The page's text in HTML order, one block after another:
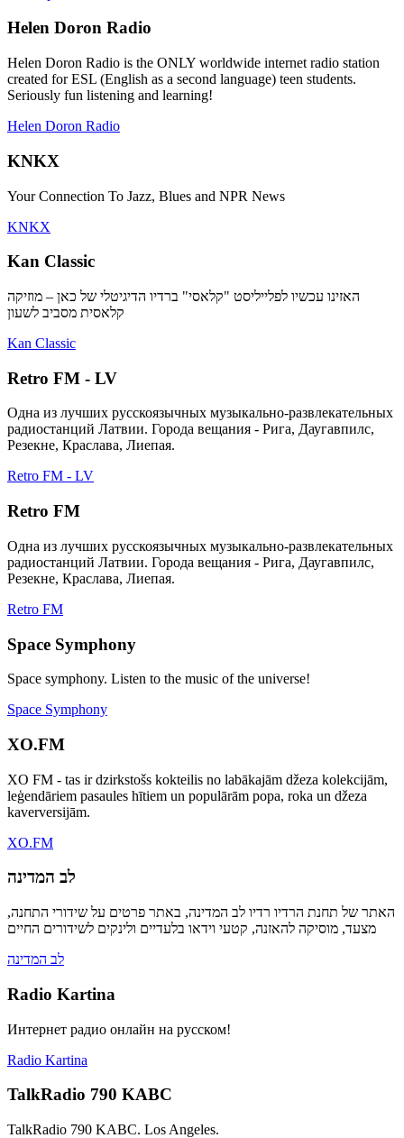
Helen Doron Radio
Helen Doron Radio is the ONLY worldwide internet radio station
created for ESL (English as a second language) teen students.
Seriously fun listening and learning!
Helen Doron Radio
KNKX
Your Connection To Jazz, Blues and NPR News
KNKX
Kan Classic
האזינו עכשיו לפלייליסט "קלאסי" ברדיו הדיגיטלי של כאן – מוזיקה
קלאסית מסביב לשעון
Kan Classic
Retro FM - LV
Одна из лучших русскоязычных музыкально-развлекательных
радиостанций Латвии. Города вещания - Рига, Даугавпилс,
Резекне, Краслава, Лиепая.
Retro FM - LV
Retro FM
Одна из лучших русскоязычных музыкально-развлекательных
радиостанций Латвии. Города вещания - Рига, Даугавпилс,
Резекне, Краслава, Лиепая.
Retro FM
Space Symphony
Space symphony. Listen to the music of the universe!
Space Symphony
XO.FM
XO FM - tas ir dzirkstošs kokteilis no labākajām džeza kolekcijām,
leģendāriem pasaules hītiem un populārām popa, roka un džeza
kaverversijām.
XO.FM
לב המדינה
האתר של תחנת הרדיו רדיו לב המדינה, באתר פרטים על שידורי התחנה,
מצעד, מוסיקה להאזנה, קטעי וידאו בלעדיים ולינקים לשידורים החיים
לב המדינה
Radio Kartina
Интернет радио онлайн на русском!
Radio Kartina
TalkRadio 790 KABC
TalkRadio 790 KABC. Los Angeles.